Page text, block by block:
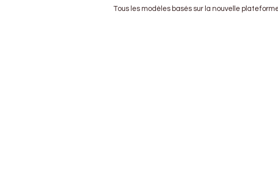
Tous les modèles basés sur la nouvelle